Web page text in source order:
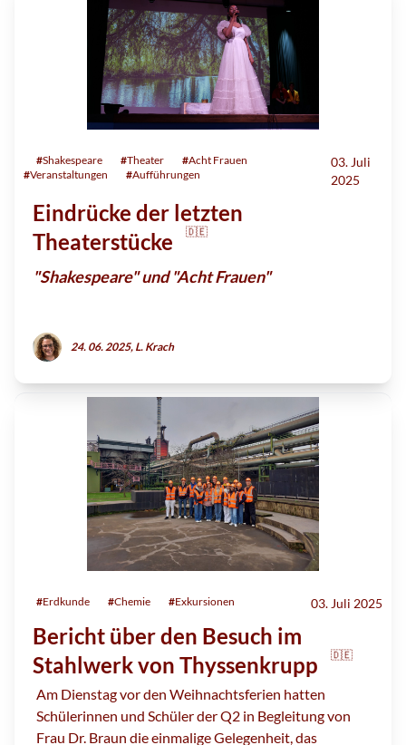
#Shakespeare #Theater #Acht Frauen
#Veranstaltungen #Aufführungen
03. Juli
2025
Eindrücke der letzten
Theaterstücke
🇩🇪
"Shakespeare" und "Acht Frauen"
24. 06. 2025, L. Krach
#Erdkunde #Chemie #Exkursionen 03. Juli 2025
Bericht über den Besuch im
Stahlwerk von Thyssenkrupp
🇩🇪
Am Dienstag vor den Weihnachtsferien hatten
Schülerinnen und Schüler der Q2 in Begleitung von
Frau Dr. Braun die einmalige Gelegenheit, das